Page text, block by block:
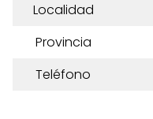
Localidad
Provincia
Teléfono